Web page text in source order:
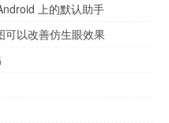
上的默认助手
可以改善仿生眼效果